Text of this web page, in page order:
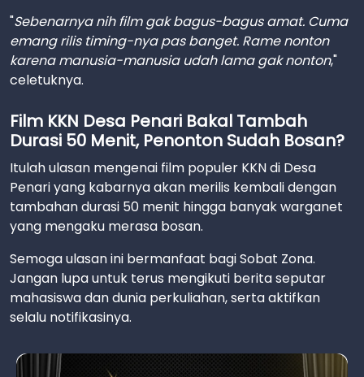
"Sebenarnya nih film gak bagus-bagus amat. Cuma
emang rilis timing-nya pas banget. Rame nonton
karena manusia-manusia udah lama gak nonton,"
celetuknya.
Film KKN Desa Penari Bakal Tambah
Durasi 50 Menit, Penonton Sudah Bosan?
Itulah ulasan mengenai film populer KKN di Desa
Penari yang kabarnya akan merilis kembali dengan
tambahan durasi 50 menit hingga banyak warganet
yang mengaku merasa bosan.
Semoga ulasan ini bermanfaat bagi Sobat Zona.
Jangan lupa untuk terus mengikuti berita seputar
mahasiswa dan dunia perkuliahan, serta aktifkan
selalu notifikasinya.